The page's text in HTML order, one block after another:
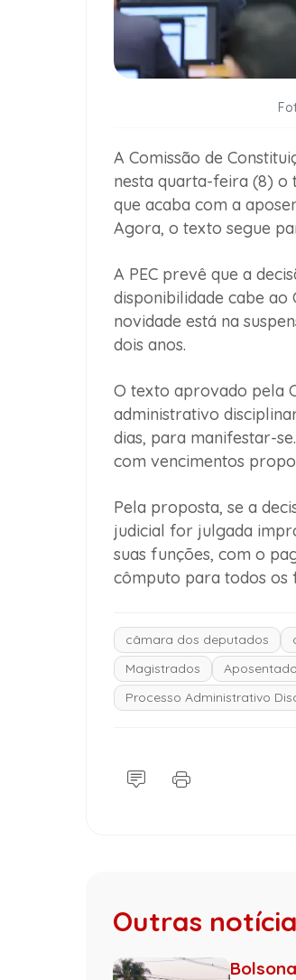
A Comissão de
nesta quarta-feira (8) o
que acaba com a
Agora, o texto segue
A PEC prevê que a
disponibilidade cabe ao
novidade está na
dois anos.
O texto aprovado pela
administrativo
dias, para manifestar-
com vencimentos
Pela proposta, se a
judicial for julgada
suas funções, com o
cômputo para todos os
câmara dos deputados
Magistrados
Processo Administrativo
Outras